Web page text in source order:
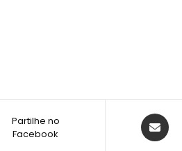
Partilhe no
Facebook